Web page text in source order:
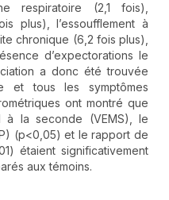
respiratoire (2,1 fois),
plus), l’essoufflement à
chronique (6,2 fois plus),
d’expectorations le
a donc été trouvée
et tous les symptômes
ont montré que
à la seconde (VEMS), le
(p<0,05) et le rapport de
étaient significativement
aux témoins.